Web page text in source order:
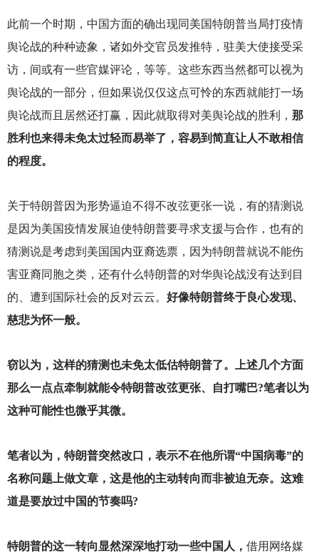
此前一个时期，中国方面的确出现同美国特朗普当局打疫情
舆论战的种种迹象，诸如外交官员发推特，驻美大使接受采
访，间或有一些官媒评论，等等。这些东西当然都可以视为
舆论战的一部分，但如果说仅仅这点可怜的东西就能打一场
舆论战而且居然还打赢，因此就取得对美舆论战的胜利， 那
胜利也来得未免太过轻而易举了，容易到简直让人不敢相信
的程度。
关于特朗普因为形势逼迫不得不改弦更张一说，有的猜测说
是因为美国疫情发展迫使特朗普要寻求支援与合作，也有的
猜测说是考虑到美国国内亚裔选票，因为特朗普就说不能伤
害亚裔同胞之类，还有什么特朗普的对华舆论战没有达到目
的、遭到国际社会的反对云云。 好像特朗普终于良心发现、
慈悲为怀一般。
窃以为，这样的猜测也未免太低估特朗普了。上述几个方面
那么一点点牵制就能令特朗普改弦更张、自打嘴巴?笔者以为
这种可能性也微乎其微。
笔者以为，特朗普突然改口，表示不在他所谓“中国病毒”的
名称问题上做文章，这是他的主动转向而非被迫无奈。这难
道是要放过中国的节奏吗?
特朗普的这一转向显然深深地打动一些中国人， 借用网络媒